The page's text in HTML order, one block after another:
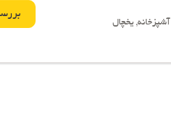
آشپزخانه, یخچال